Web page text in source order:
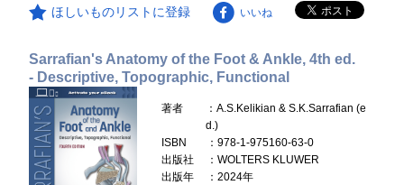
ほしいものリストに登録 いいね
Sarrafian's Anatomy of the Foot & Ankle, 4th ed.
- Descriptive, Topographic, Functional
著者
：A.S.Kelikian & S.K.Sarrafian (e
d.)
ISBN
：978-1-975160-63-0
出版社
：WOLTERS KLUWER
出版年
：2024年